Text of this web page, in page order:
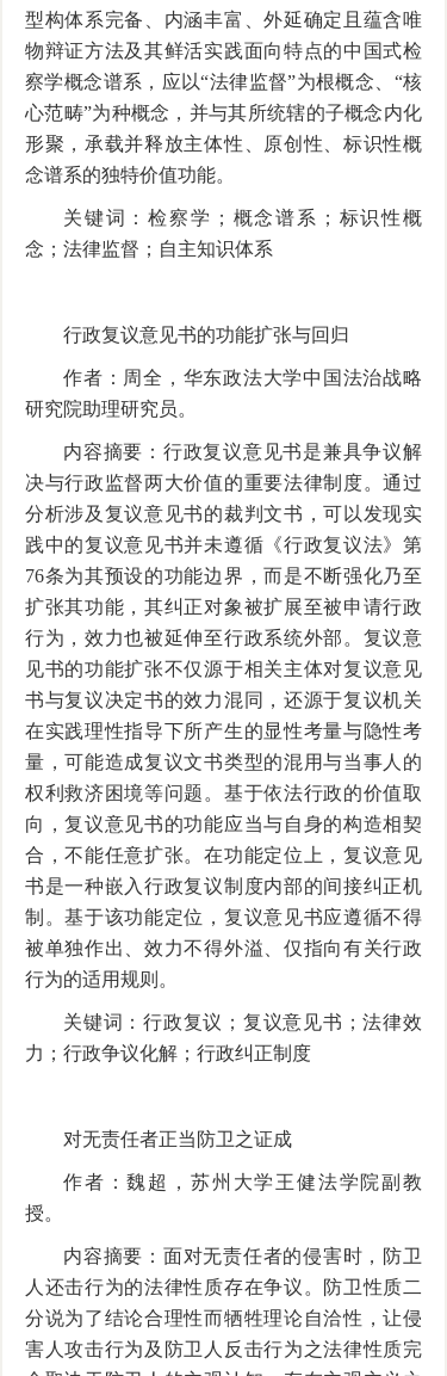
型构体系完备、内涵丰富、外延确定且蕴含唯
物辩证方法及其鲜活实践面向特点的中国式检
察学概念谱系，应以“法律监督”为根概念、“核
心范畴”为种概念，并与其所统辖的子概念内化
形聚，承载并释放主体性、原创性、标识性概
念谱系的独特价值功能。
关键词：检察学；概念谱系；标识性概
念；法律监督；自主知识体系
行政复议意见书的功能扩张与回归
作者：周全，华东政法大学中国法治战略
研究院助理研究员。
内容摘要：行政复议意见书是兼具争议解
决与行政监督两大价值的重要法律制度。通过
分析涉及复议意见书的裁判文书，可以发现实
践中的复议意见书并未遵循《行政复议法》第
76条为其预设的功能边界，而是不断强化乃至
扩张其功能，其纠正对象被扩展至被申请行政
行为，效力也被延伸至行政系统外部。复议意
见书的功能扩张不仅源于相关主体对复议意见
书与复议决定书的效力混同，还源于复议机关
在实践理性指导下所产生的显性考量与隐性考
量，可能造成复议文书类型的混用与当事人的
权利救济困境等问题。基于依法行政的价值取
向，复议意见书的功能应当与自身的构造相契
合，不能任意扩张。在功能定位上，复议意见
书是一种嵌入行政复议制度内部的间接纠正机
制。基于该功能定位，复议意见书应遵循不得
被单独作出、效力不得外溢、仅指向有关行政
行为的适用规则。
关键词：行政复议；复议意见书；法律效
力；行政争议化解；行政纠正制度
对无责任者正当防卫之证成
作者：魏超，苏州大学王健法学院副教
授。
内容摘要：面对无责任者的侵害时，防卫
人还击行为的法律性质存在争议。防卫性质二
分说为了结论合理性而牺牲理论自洽性，让侵
害人攻击行为及防卫人反击行为之法律性质完